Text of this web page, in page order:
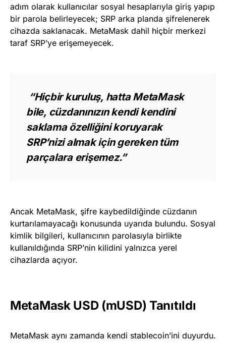
adım olarak kullanıcılar sosyal hesaplarıyla giriş yapıp
bir parola belirleyecek; SRP arka planda şifrelenerek
cihazda saklanacak. MetaMask dahil hiçbir merkezi
taraf SRP’ye erişemeyecek.
“Hiçbir kuruluş, hatta MetaMask
bile, cüzdanınızın kendi kendini
saklama özelliğini koruyarak
SRP’nizi almak için gereken tüm
parçalara erişemez.”
Ancak MetaMask, şifre kaybedildiğinde cüzdanın
kurtarılamayacağı konusunda uyarıda bulundu. Sosyal
kimlik bilgileri, kullanıcının parolasıyla birlikte
kullanıldığında SRP’nin kilidini yalnızca yerel
cihazlarda açıyor.
MetaMask USD (mUSD) Tanıtıldı
MetaMask aynı zamanda kendi stablecoin’ini duyurdu.